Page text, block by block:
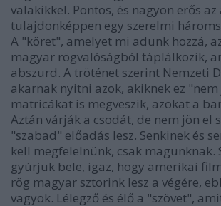
valakikkel. Pontos, és nagyon erős
tulajdonképpen egy szerelmi
A "köret", amelyet mi adunk hozzá,
magyar rögvalóságból táplálkozik,
abszurd. A tröténet szerint Nemzeti
akarnak nyitni azok, akiknek ez
matricákat is megveszik, azokat a
Aztán várják a csodát, de nem jön el
"szabad" előadás lesz. Senkinek és
kell megfelelnünk, csak
gyúrjuk bele, igaz, hogy amerikai
rög magyar sztorink lesz a végére,
vagyok. Lélegző és élő a "szövet",